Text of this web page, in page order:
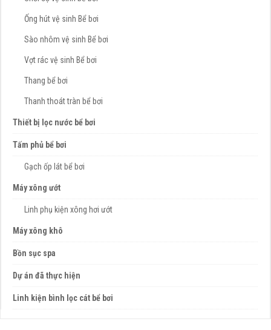
Ống hút vệ sinh Bể bơi
Sào nhôm vệ sinh Bể bơi
Vợt rác vệ sinh Bể bơi
Thang bể bơi
Thanh thoát tràn bể bơi
Thiết bị lọc nước bể bơi
Tấm phủ bể bơi
Gạch ốp lát bể bơi
Máy xông ướt
Linh phụ kiện xông hơi ướt
Máy xông khô
Bồn sục spa
Dự án đã thực hiện
Linh kiện bình lọc cát bể bơi